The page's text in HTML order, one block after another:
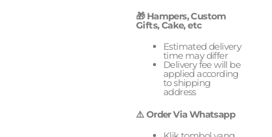
🎁 Hampers, Custom
Gifts, Cake, etc
Estimated delivery
time may differ
Delivery fee will be
applied according
to shipping
address
⚠️ Order Via Whatsapp